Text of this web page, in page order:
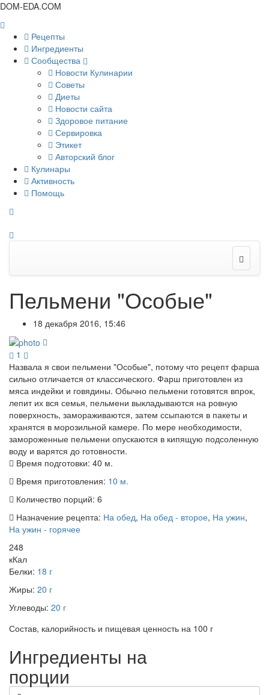
DOM-EDA.COM
Рецепты
Ингредиенты
Сообщества
Новости Кулинарии
Советы
Диеты
Новости сайта
Здоровое питание
Сервировка
Этикет
Авторский блог
Кулинары
Активность
Помощь
Пельмени "Особые"
18 декабря 2016, 15:46
1
Назвала я свои пельмени "Особые", потому что рецепт фарша
сильно отличается от классического. Фарш приготовлен из
мяса индейки и говядины. Обычно пельмени готовятся впрок,
лепит их вся семья, пельмени выкладываются на ровную
поверхность, замораживаются, затем ссыпаются в пакеты и
хранятся в морозильной камере. По мере необходимости,
замороженные пельмени опускаются в кипящую подсоленную
воду и варятся до готовности.
Время подготовки: 40 м.
Время приготовления: 10 м.
Количество порций: 6
Назначение рецепта: На обед, На обед - второе, На ужин,
На ужин - горячее
248
кКал
Белки: 18 г
Жиры: 20 г
Углеводы: 20 г
Состав, калорийность и пищевая ценность на 100 г
Ингредиенты на
порции